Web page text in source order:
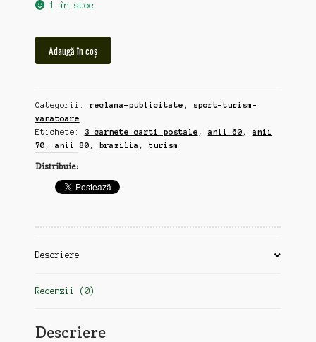
1 în stoc
Brazilia,
carti
postale,
turism,
anii
60-
Adaugă în coș
Categorii: reclama-publicitate ,
sport-turism-
vanatoare
Etichete: 3 carnete carti postale ,anii 60 ,anii
70 ,anii 80 , brazilia , turism
Distribuie:
Descriere
Recenzii (0)
Descriere